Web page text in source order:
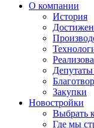
О компании
История
Закупки
Новостройки
Выбрать
Где мы